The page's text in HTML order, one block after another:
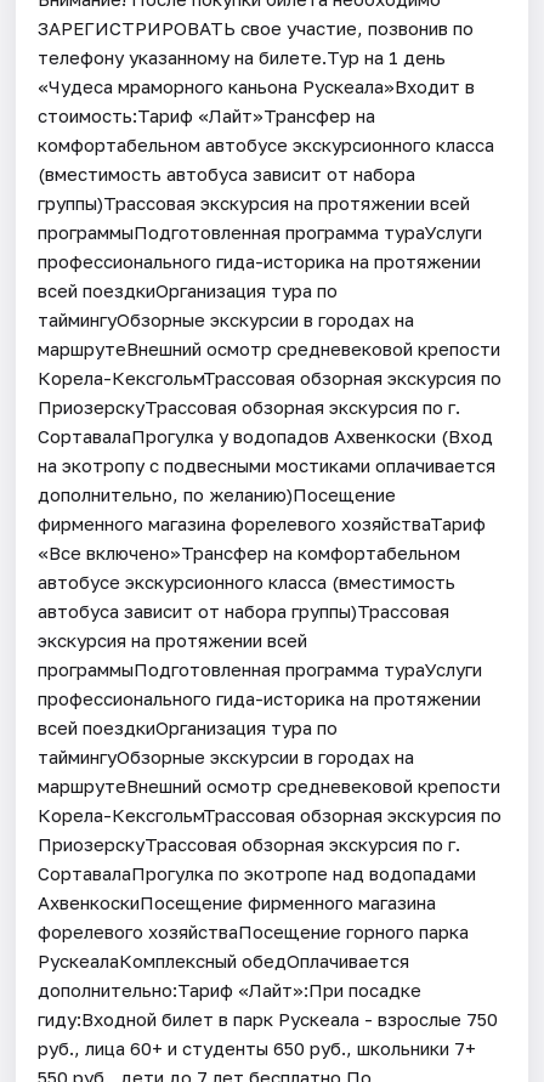
ЗАРЕГИСТРИРОВАТЬ свое участие, позвонив по
телефону указанному на билете.Тур на 1 день
«Чудеса мраморного каньона Рускеала»Входит в
стоимость:Тариф «Лайт»Трансфер на
комфортабельном автобусе экскурсионного класса
(вместимость автобуса зависит от набора
группы)Трассовая экскурсия на протяжении всей
программыПодготовленная программа тураУслуги
профессионального гида-историка на протяжении
всей поездкиОрганизация тура по
таймингуОбзорные экскурсии в городах на
маршрутеВнешний осмотр средневековой крепости
Корела-КексгольмТрассовая обзорная экскурсия по
ПриозерскуТрассовая обзорная экскурсия по г.
СортавалаПрогулка у водопадов Ахвенкоски (Вход
на экотропу с подвесными мостиками оплачивается
дополнительно, по желанию)Посещение
фирменного магазина форелевого хозяйстваТариф
«Все включено»Трансфер на комфортабельном
автобусе экскурсионного класса (вместимость
автобуса зависит от набора группы)Трассовая
экскурсия на протяжении всей
программыПодготовленная программа тураУслуги
профессионального гида-историка на протяжении
всей поездкиОрганизация тура по
таймингуОбзорные экскурсии в городах на
маршрутеВнешний осмотр средневековой крепости
Корела-КексгольмТрассовая обзорная экскурсия по
ПриозерскуТрассовая обзорная экскурсия по г.
СортавалаПрогулка по экотропе над водопадами
АхвенкоскиПосещение фирменного магазина
форелевого хозяйстваПосещение горного парка
РускеалаКомплексный обедОплачивается
дополнительно:Тариф «Лайт»:При посадке
гиду:Входной билет в парк Рускеала - взрослые 750
руб., лица 60+ и студенты 650 руб., школьники 7+
550 руб., дети до 7 лет бесплатно.По